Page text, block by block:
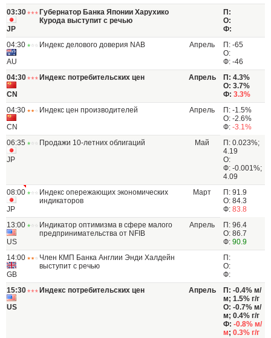
03:30
JP
Губернатор Банка Японии Харухико
Курода выступит с речью
П:
О:
Ф:
04:30
AU
Индекс делового доверия NAB Апрель
П: -65
О:
Ф: -46
04:30
CN
Индекс потребительских цен Апрель
П: 4.3%
О: 3.7%
Ф: 3.3%
04:30
CN
Индекс цен производителей Апрель
П: -1.5%
О: -2.6%
Ф: -3.1%
06:35
JP
Продажи 10-летних облигаций Май
П: 0.023%;
4.19
О:
Ф: -0.001%;
4.09
08:00
JP
Индекс опережающих экономических
индикаторов
Март
П: 91.9
О: 84.3
Ф: 83.8
13:00
US
Индикатор оптимизма в сфере малого
предпринимательства от NFIB
Апрель
П: 96.4
О: 86.7
Ф: 90.9
14:00
GB
Член КМП Банка Англии Энди Халдейн
выступит с речью
П:
О:
Ф:
15:30
US
Индекс потребительских цен Апрель
П: -0.4% м/
м; 1.5% г/г
О: -0.7% м/
м; 0.4% г/г
Ф: -0.8% м/
м; 0.3% г/г